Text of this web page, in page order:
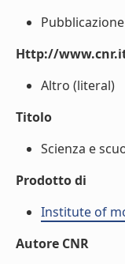
Http://
Altro (literal)
Titolo
Scienza e
Prodotto di
Institute of
Autore CNR